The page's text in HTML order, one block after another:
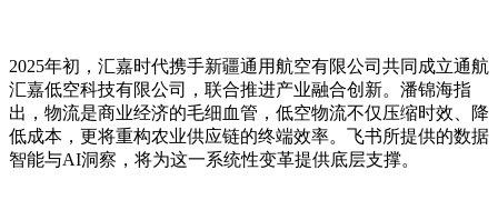
2025年初，汇嘉时代携手新疆通用航空有限公司共同成立通航
汇嘉低空科技有限公司，联合推进产业融合创新。潘锦海指
出，物流是商业经济的毛细血管，低空物流不仅压缩时效、降
低成本，更将重构农业供应链的终端效率。飞书所提供的数据
智能与AI洞察，将为这一系统性变革提供底层支撑。